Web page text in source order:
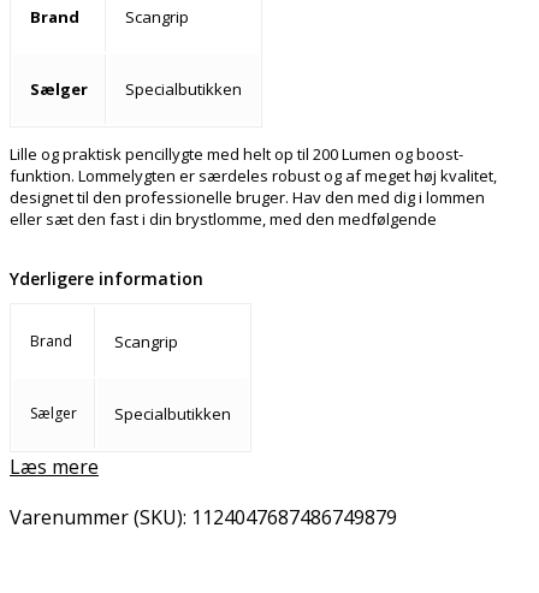
Brand Scangrip
Sælger Specialbutikken
Lille og praktisk pencillygte med helt op til 200 Lumen og boost-
funktion. Lommelygten er særdeles robust og af meget høj kvalitet,
designet til den professionelle bruger. Hav den med dig i lommen
eller sæt den fast i din brystlomme, med den medfølgende
Yderligere information
Brand Scangrip
Sælger Specialbutikken
Læs mere
Varenummer (SKU): 1124047687486749879